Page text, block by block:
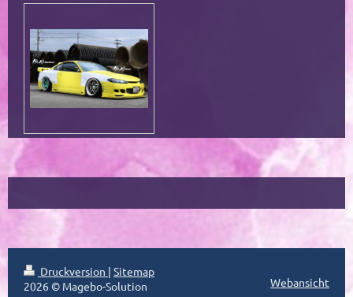
Druckversion | Sitemap
2026 © Magebo-Solution
Webansicht